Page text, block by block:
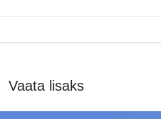
Vaata lisaks